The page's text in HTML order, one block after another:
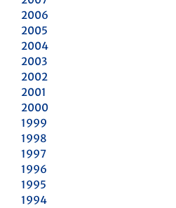
2006
2005
2004
2003
2002
2001
2000
1999
1998
1997
1996
1995
1994